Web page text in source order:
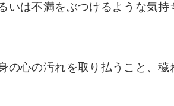
いは不満をぶつけるような気
の心の汚れを取り払うこと、